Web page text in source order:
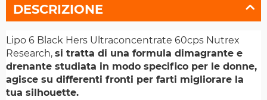
DESCRIZIONE
Lipo 6 Black Hers Ultraconcentrate 60cps Nutrex
Research, si tratta di una formula dimagrante e
drenante studiata in modo specifico per le donne,
agisce su differenti fronti per farti migliorare la
tua silhouette.